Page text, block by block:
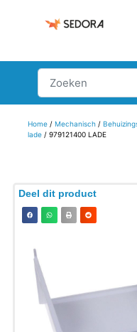
Home/ Mechanisch/
lade/ 979121400 LADE
Deel dit product